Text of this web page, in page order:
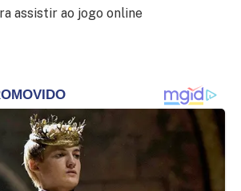
assistir ao jogo online